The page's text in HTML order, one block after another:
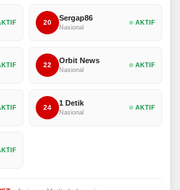
20
Sergap86
Nasional
AKTIF
22
Orbit News
Nasional
AKTIF
24
1 Detik
Nasional
AKTIF